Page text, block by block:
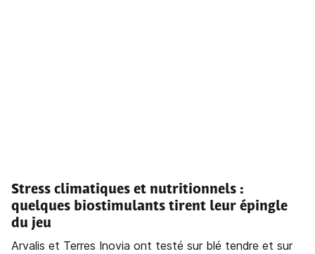
Stress climatiques et nutritionnels :
quelques biostimulants tirent leur épingle
du jeu
Arvalis et Terres Inovia ont testé sur blé tendre et sur